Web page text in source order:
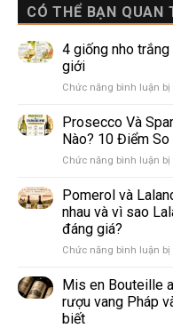
CÓ THỂ BẠN QUAN
4 giống nho
giới
Chức năng bình luận bị
Prosecco Và
Nào? 10 Điểm
Chức năng bình luận bị
Pomerol và
nhau và vì sao
đáng giá?
Chức năng bình luận bị
Mis en Bouteille
rượu vang Pháp
biết